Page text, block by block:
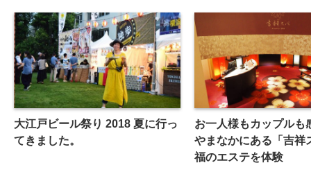
大江戸ビール祭り 2018 夏に行っ
てきました。
お一人様もカップルも
やまなかにある「吉祥
福のエステを体験